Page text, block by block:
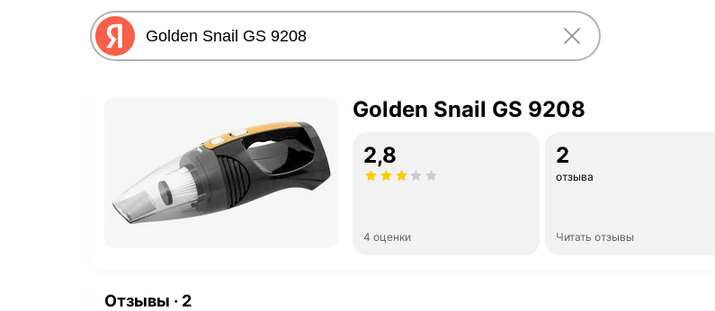
Golden Snail GS 9208
2,8
4 оценки
2
отзыва
Читать отзывы
Отзывы · 2